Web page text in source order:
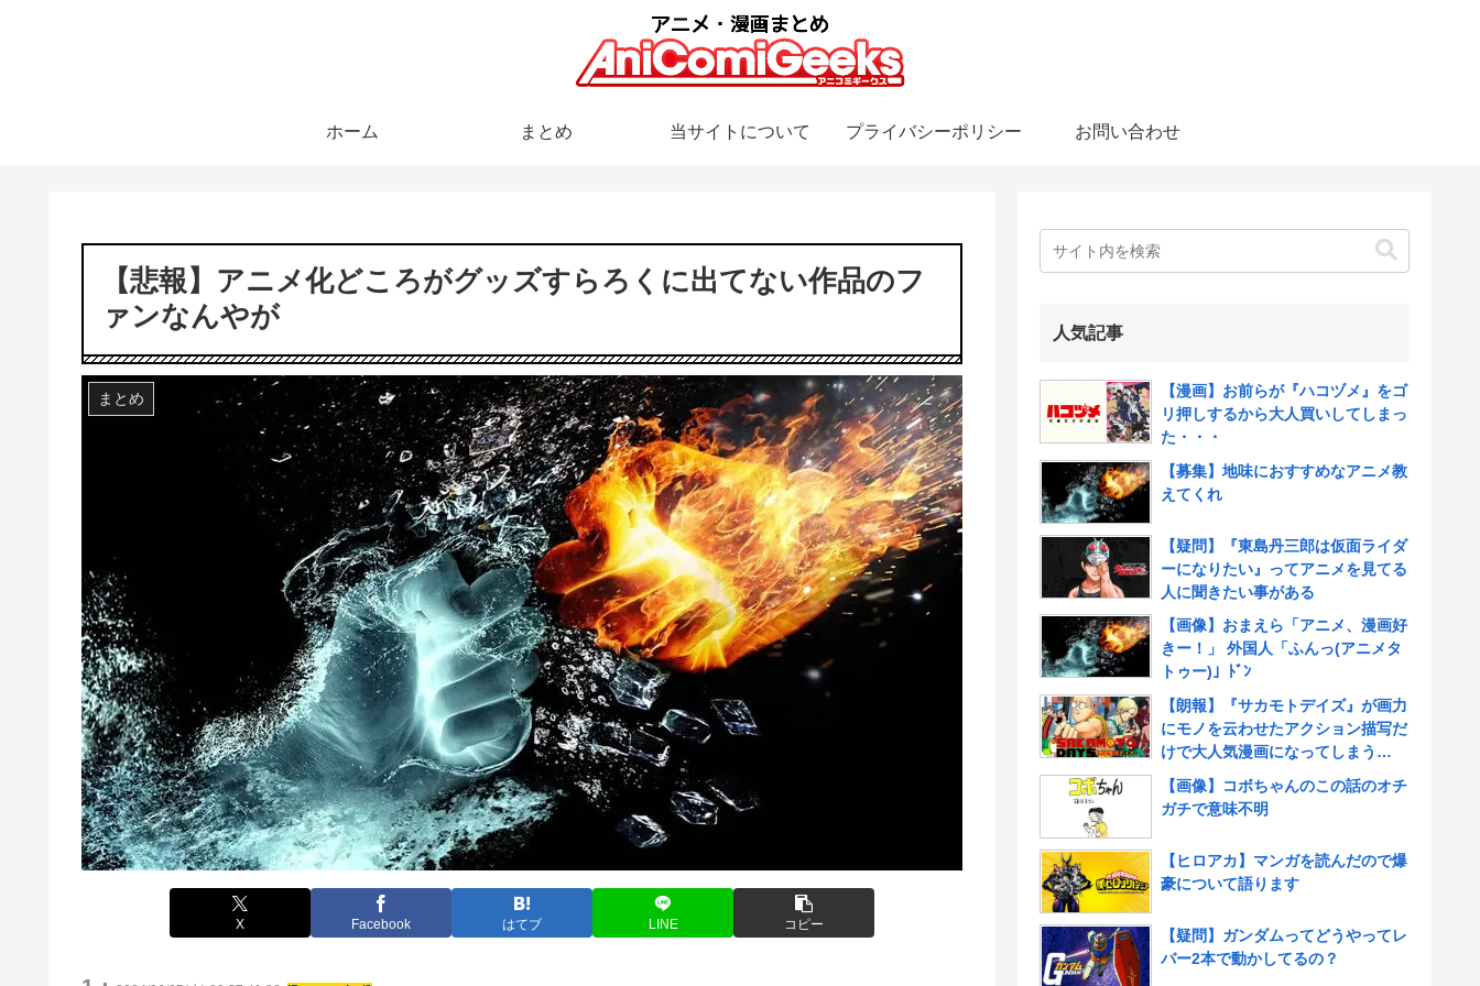
ホーム まとめ 当サイトについて プライバシーポリシー お問い合わせ
【悲報】アニメ化どころがグッズすらろくに出てない作品のフ
ァンなんやが
まとめ
X Facebook はてブ LINE コピー
人気記事
【漫画】お前らが『ハコヅメ』をゴ
リ押しするから大人買いしてしまっ
た・・・
【募集】地味におすすめなアニメ教
えてくれ
【疑問】『東島丹三郎は仮面ライダ
ーになりたい』ってアニメを見てる
人に聞きたい事がある
【画像】おまえら「アニメ、漫画好
きー！」 外国人「ふんっ(アニメタ
トゥー)」ﾄﾞﾝ
【朗報】『サカモトデイズ』が画力
にモノを云わせたアクション描写だ
けで大人気漫画になってしまう
www
【画像】コボちゃんのこの話のオチ
ガチで意味不明
【ヒロアカ】マンガを読んだので爆
豪について語ります
【疑問】ガンダムってどうやってレ
バー2本で動かしてるの？